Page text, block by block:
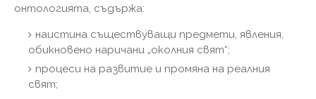
онтологията, съдържа:
наистина съществуващи предмети, явления,
обикновено наричани „околния свят“;
процеси на развитие и промяна на реалния
свят;